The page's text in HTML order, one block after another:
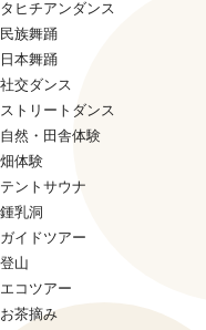
タヒチアンダンス
民族舞踊
日本舞踊
社交ダンス
ストリートダンス
自然・田舎体験
畑体験
テントサウナ
鍾乳洞
ガイドツアー
登山
エコツアー
お茶摘み